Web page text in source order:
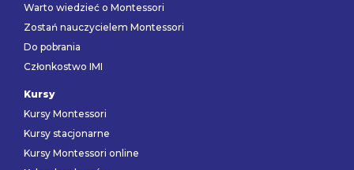
Warto wiedzieć o Montessori
Zostań nauczycielem Montessori
Do pobrania
Członkostwo IMI
Kursy
Kursy Montessori
Kursy stacjonarne
Kursy Montessori online